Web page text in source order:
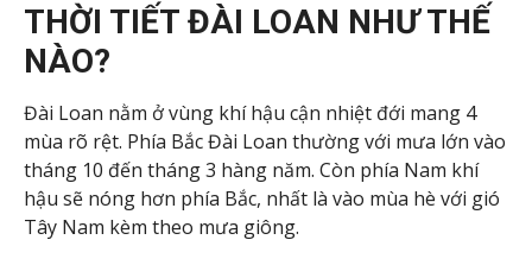
THỜI TIẾT ĐÀI LOAN NHƯ THẾ
NÀO?
Đài Loan nằm ở vùng khí hậu cận nhiệt đới mang 4
mùa rõ rệt. Phía Bắc Đài Loan thường với mưa lớn vào
tháng 10 đến tháng 3 hàng năm. Còn phía Nam khí
hậu sẽ nóng hơn phía Bắc, nhất là vào mùa hè với gió
Tây Nam kèm theo mưa giông.